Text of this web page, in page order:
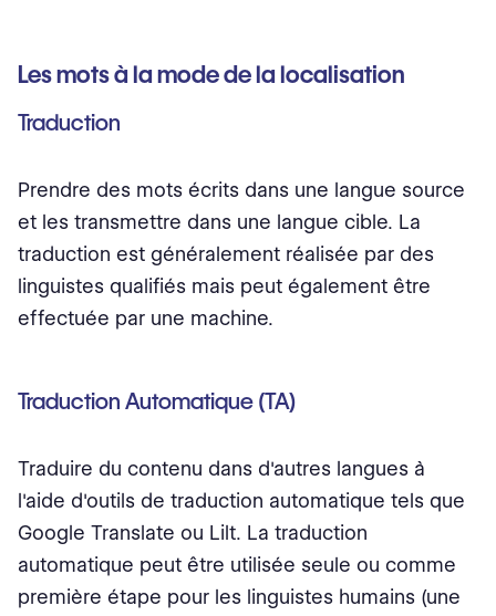
Les mots à la mode de la localisation
Traduction
Prendre des mots écrits dans une langue source
et les transmettre dans une langue cible. La
traduction est généralement réalisée par des
linguistes qualifiés mais peut également être
effectuée par une machine.
Traduction Automatique (TA)
Traduire du contenu dans d'autres langues à
l'aide d'outils de traduction automatique tels que
Google Translate ou Lilt. La traduction
automatique peut être utilisée seule ou comme
première étape pour les linguistes humains (une